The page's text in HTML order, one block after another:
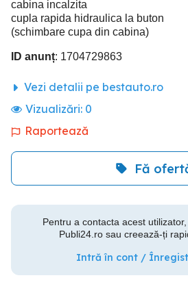
cabina incalzita
cupla rapida hidraulica la buton
(schimbare cupa din cabina)
ID anunț: 1704729863
Vezi detalii pe bestauto.ro
Vizualizări: 0
Raportează
Fă
Pentru a contacta acest
Publi24.ro sau creează-ți
Intră în cont /